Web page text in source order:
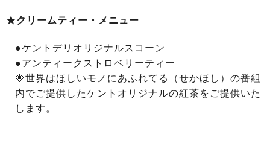
★クリームティー・メニュー
●ケントデリオリジナルスコーン
●アンティークストロベリーティー
🍓世界はほしいモノにあふれてる（せかほし）の番組
内でご提供したケントオリジナルの紅茶をご提供いた
します。